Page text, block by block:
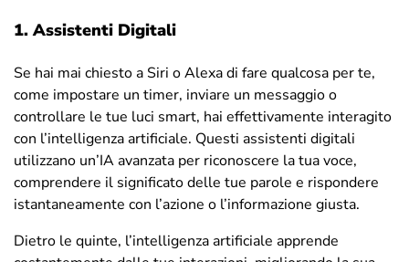
1.Assistenti Digitali
Se hai mai chiesto a Siri o Alexa di fare qualcosa per te,
come impostare un timer, inviare un messaggio o
controllare le tue luci smart, hai effettivamente interagito
con l’intelligenza artificiale. Questi assistenti digitali
utilizzano un’IA avanzata per riconoscere la tua voce,
comprendere il significato delle tue parole e rispondere
istantaneamente con l’azione o l’informazione giusta.
Dietro le quinte, l’intelligenza artificiale apprende